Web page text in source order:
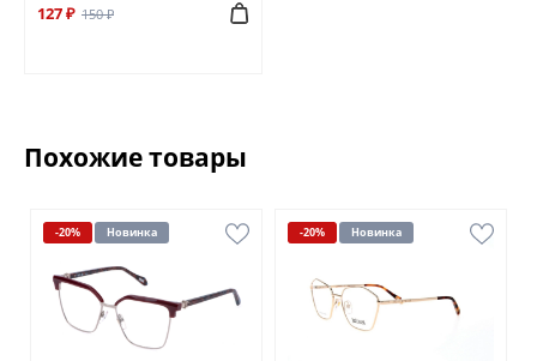
127 ₽ 150 ₽
Похожие товары
-20% Новинка -20% Новинка